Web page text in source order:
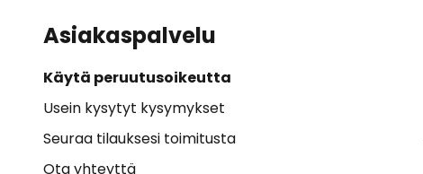
Asiakaspalvelu
Käytä peruutusoikeutta
Usein kysytyt kysymykset
Seuraa tilauksesi toimitusta
Ota yhteyttä